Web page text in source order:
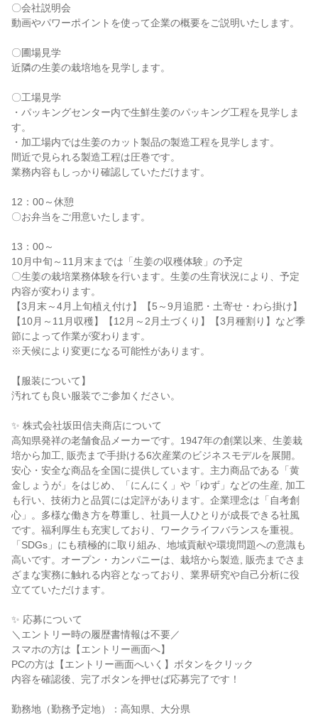
〇会社説明会
動画やパワーポイントを使って企業の概要をご説明いたします。
〇圃場見学
近隣の生姜の栽培地を見学します。
〇工場見学
・パッキングセンター内で生鮮生姜のパッキング工程を見学しま
す。
・加工場内では生姜のカット製品の製造工程を見学します。
間近で見られる製造工程は圧巻です。
業務内容もしっかり確認していただけます。
12：00～休憩
〇お弁当をご用意いたします。
13：00～
10月中旬～11月末までは「生姜の収穫体験」の予定
〇生姜の栽培業務体験を行います。生姜の生育状況により、予定
内容が変わります。
【3月末～4月上旬植え付け】【5～9月追肥・土寄せ・わら掛け】
【10月～11月収穫】【12月～2月土づくり】【3月種割り】など季
節によって作業が変わります。
※天候により変更になる可能性があります。
【服装について】
汚れても良い服装でご参加ください。
✨ 株式会社坂田信夫商店について
高知県発祥の老舗食品メーカーです。1947年の創業以来、生姜栽
培から加工, 販売まで手掛ける6次産業のビジネスモデルを展開。
安心・安全な商品を全国に提供しています。主力商品である「黄
金しょうが」をはじめ、「にんにく」や「ゆず」などの生産, 加工
も行い、技術力と品質には定評があります。企業理念は「自考創
心」。多様な働き方を尊重し、社員一人ひとりが成長できる社風
です。福利厚生も充実しており、ワークライフバランスを重視。
「SDGs」にも積極的に取り組み、地域貢献や環境問題への意識も
高いです。オープン・カンパニーは、栽培から製造, 販売までさま
ざまな実務に触れる内容となっており、業界研究や自己分析に役
立てていただけます。
✨ 応募について
＼エントリー時の履歴書情報は不要／
スマホの方は【エントリー画面へ】
PCの方は【エントリー画面へいく】ボタンをクリック
内容を確認後、完了ボタンを押せば応募完了です！
勤務地（勤務予定地）：高知県、大分県